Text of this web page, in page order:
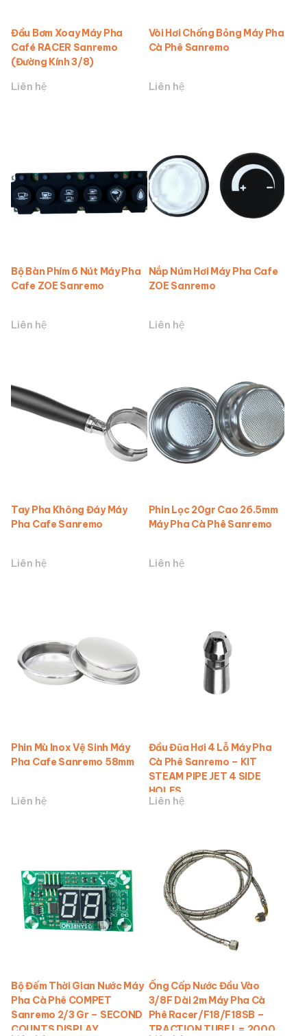
Đầu Bơm Xoay Máy Pha
Café RACER Sanremo
(đường Kính 3/8)
Liên hệ
Vòi Hơi Chống Bỏng Máy Pha
Cà Phê Sanremo
Liên hệ
Bộ Bàn Phím 6 Nút Máy Pha
Cafe ZOE Sanremo
Liên hệ
Nắp Núm Hơi Máy Pha Cafe
ZOE Sanremo
Liên hệ
Tay Pha Không Đáy Máy
Pha Cafe Sanremo
Liên hệ
Phin Lọc 20gr Cao 26.5mm
Máy Pha Cà Phê Sanremo
Liên hệ
Phin Mù Inox Vệ Sinh Máy
Pha Cafe Sanremo 58mm
Liên hệ
Đầu Đũa Hơi 4 Lỗ Máy Pha
Cà Phê Sanremo – KIT
STEAM PIPE JET 4 SIDE
HOLES
Liên hệ
Bộ Đếm Thời Gian Nước Máy
Pha Cà Phê COMPET
Sanremo 2/3 Gr – SECOND
COUNTS DISPLAY
Ống Cấp Nước Đầu Vào
3/8F Dài 2m Máy Pha Cà
Phê Racer/F18/F18SB –
TRACTION TUBE L= 2000